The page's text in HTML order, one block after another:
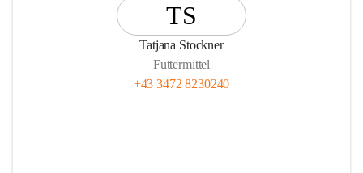
TS
Tatjana Stockner
Futtermittel
+43 3472 8230240